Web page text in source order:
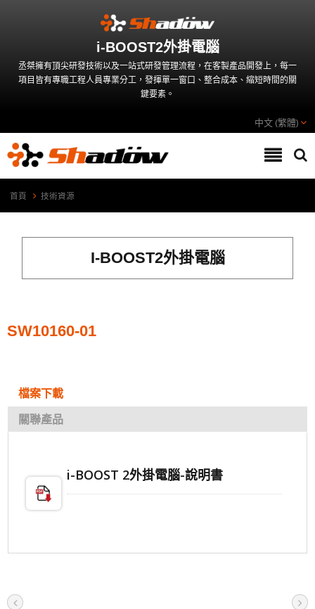
i-BOOST2外掛電腦
丞桀擁有頂尖研發技術以及一站式研發管理流程，在客製產品開發上，每一
項目皆有專職工程人員專業分工，發揮單一窗口、整合成本、縮短時間的關
鍵要素。
中文 (繁體)
首頁 技術資源
I-BOOST2外掛電腦
SW10160-01
檔案下載
關聯產品
i-BOOST 2外掛電腦-說明書